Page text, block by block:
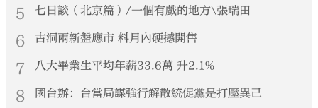
5 七日談（北京篇）/一個有戲的地方\張瑞田
6 古洞兩新盤應市 料月內硬撼開售
7 八大畢業生平均年薪33.6萬 升2.1%
8 國台辦：台當局謀強行解散統促黨是打壓異己